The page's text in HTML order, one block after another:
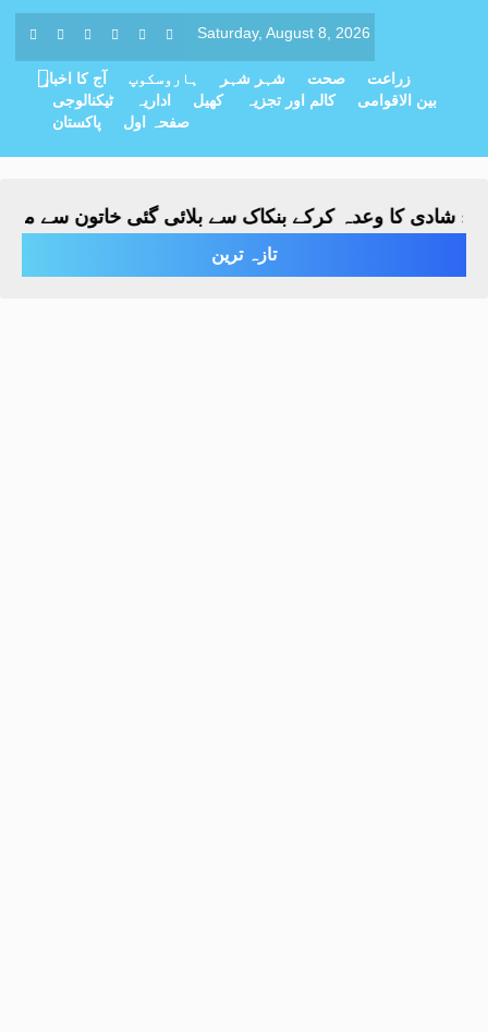
Saturday, August 8, 2026
آج کا اخبار ہاروسکوپ شہر شہر صحت
زراعت
ٹیکنالوجی
اداریہ کھیل کالم اور تجزیہ
بین الاقوامی
پاکستان
صفحہ اول
شادی کا وعدہ کرکے بنکاک سے بلائی گئی خاتون سے مبینہ
تازہ ترین